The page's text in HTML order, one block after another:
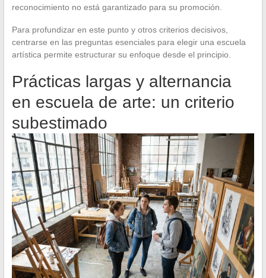
reconocimiento no está garantizado para su promoción.
Para profundizar en este punto y otros criterios decisivos,
centrarse en las preguntas esenciales para elegir una escuela
artística permite estructurar su enfoque desde el principio.
Prácticas largas y alternancia
en escuela de arte: un criterio
subestimado